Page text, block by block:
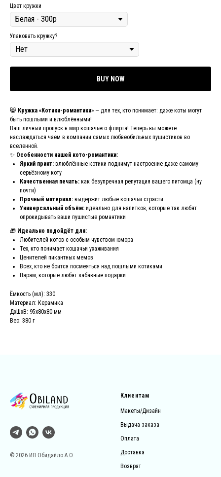
Цвет кружки
Упаковать кружку?
BUY NOW
😸 Кружка «Котики-романтики» — для тех, кто понимает: даже коты могут
быть пошлыми и влюблёнными!
Ваш личный пропуск в мир кошачьего флирта! Теперь вы можете
наслаждаться чаем в компании самых любвеобильных пушистиков во
вселенной.
✨ Особенности нашей кото-романтики:
Яркий принт: влюблённые котики поднимут настроение даже самому
серьёзному коту
Качественная печать: как безупречная репутация вашего питомца (ну
почти)
Прочный материал: выдержит любые кошачьи страсти
Универсальный объём: идеально для напитков, которые так любят
опрокидывать ваши пушистые романтики
🎁 Идеально подойдёт для:
Любителей котов с особым чувством юмора
Тех, кто понимает кошачьи ухаживания
Ценителей пикантных мемов
Всех, кто не боится посмеяться над пошлыми котиками
Парам, которые любят забавные подарки
Ёмкость (мл): 330
Материал: Керамика
ДxШxВ: 95x80x80 мм
Вес: 380 г
© 2026 ИП Обидайло А.О.
Клиентам
Макеты/Дизайн
Выдача заказа
Оплата
Доставка
Возврат